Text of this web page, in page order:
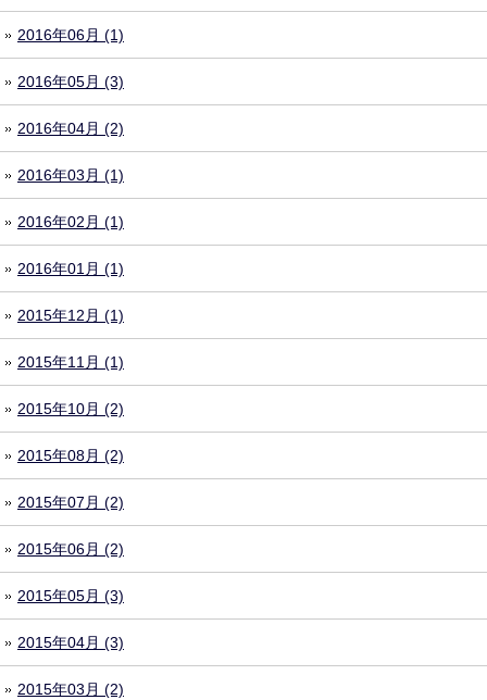
2016年06月 (1)
2016年05月 (3)
2016年04月 (2)
2016年03月 (1)
2016年02月 (1)
2016年01月 (1)
2015年12月 (1)
2015年11月 (1)
2015年10月 (2)
2015年08月 (2)
2015年07月 (2)
2015年06月 (2)
2015年05月 (3)
2015年04月 (3)
2015年03月 (2)